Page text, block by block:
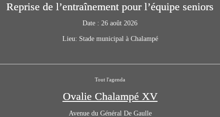
Reprise de l’entraînement pour l’équipe seniors
Date : 26 août 2026
Lieu: Stade municipal à Chalampé
Tout l'agenda
Ovalie Chalampé XV
Avenue du Général De Gaulle